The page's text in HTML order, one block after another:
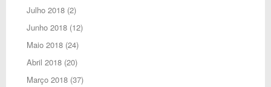
Julho 2018(2)
Junho 2018(12)
Maio 2018(24)
Abril 2018(20)
Março 2018(37)